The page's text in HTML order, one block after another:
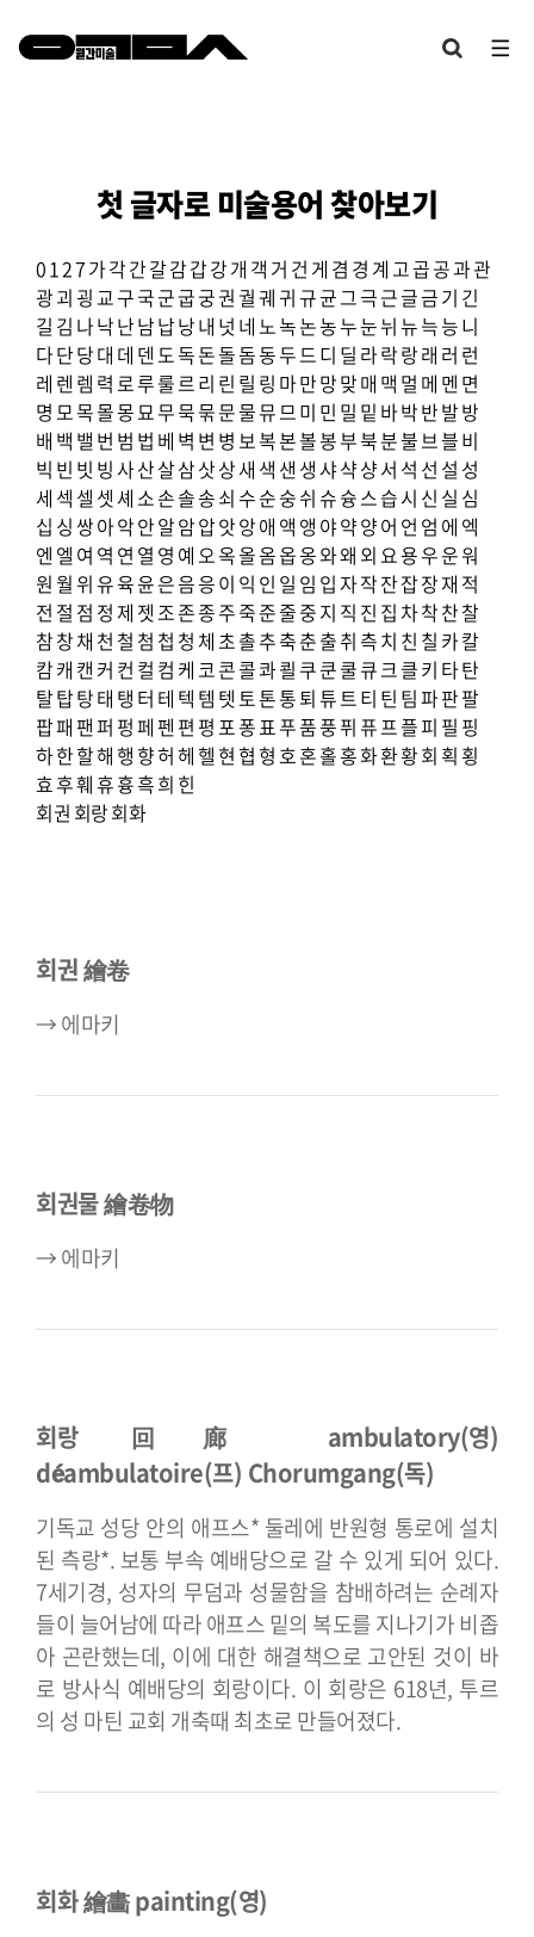
첫 글자로 미술용어 찾아보기
0 1 27가각간갈감갑강개 객 거 건 게 겸 경 계 고곱공과관
광괴 굉 교구국군굽궁권 궐궤귀규균그극근글금기 긴
길 김 나낙난남납낭내 넛 네 노녹논농누눈뉘뉴늑능니
다단당대 데 덴 도독돈돌돔동두드디 딜 라락랑래 러 런
레 렌 렘 력 로루룰르리 린 릴 링 마만망맞매 맥 멀 메 멘 면
명 모목몰몽묘무묵묶문물뮤므미 민 밀 밑 바박반발방
배 백 밸 번 범 법 베 벽 변 병 보복본볼봉부북분불브블비
빅 빈 빗 빙사산살삼삿상새 색 샌 생샤샥샹서 석 선 설 성
세 섹 셀 셋셰 소손솔송쇠수순숭쉬슈슝스습시 신 실 심
십 싱 쌍아악안알암압앗앙애 액 앵 야약양어 언 엄 에 엑
엔 엘 여 역 연 열 영 예 오옥올옴옵옹와왜 외 요용우운워
원월 위유육윤은음응이 익 인 일 임 입자작잔잡장재 적
전 절 점 정 제 젯 조존종주죽준줄중지 직 진 집 차착찬찰
참창채 천 철 첨 첩 청 체 초촐추축춘출취측치 친 칠 카칼
캄캐 캔 커 컨 컬 컴 케 코콘콜콰쾰 쿠쿤쿨큐크클키 타탄
탈탑탕태 탱 터 테 텍 템 텟 토톤통퇴튜트티 틴 팀파판팔
팝패팬퍼 펑페펜 편 평 포퐁표푸품풍퓌 퓨프플피 필 핑
하한할해행 향허헤헬 현협 형 호혼홀홍화환황회 획 횡
효 후훼휴흉흑희 힌
회권 회랑회화
회권 繪卷
→ 에마키
회권물 繪卷物
→ 에마키
회랑 回廊 ambulatory(영)
déambulatoire(프) Chorumgang(독)
기독교 성당 안의 애프스* 둘레에 반원형 통로에 설치
된 측랑*. 보통 부속 예배당으로 갈 수 있게 되어 있다.
7세기경, 성자의 무덤과 성물함을 참배하려는 순례자
들이 늘어남에 따라 애프스 밑의 복도를 지나기가 비좁
아 곤란했는데, 이에 대한 해결책으로 고안된 것이 바
로 방사식 예배당의 회랑이다. 이 회랑은 618년, 투르
의 성 마틴 교회 개축때 최초로 만들어졌다.
회화 繪畵 painting(영)